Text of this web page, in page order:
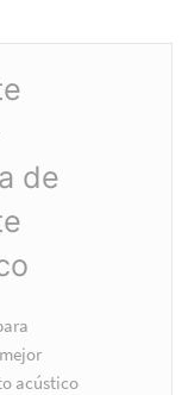
de
acústico